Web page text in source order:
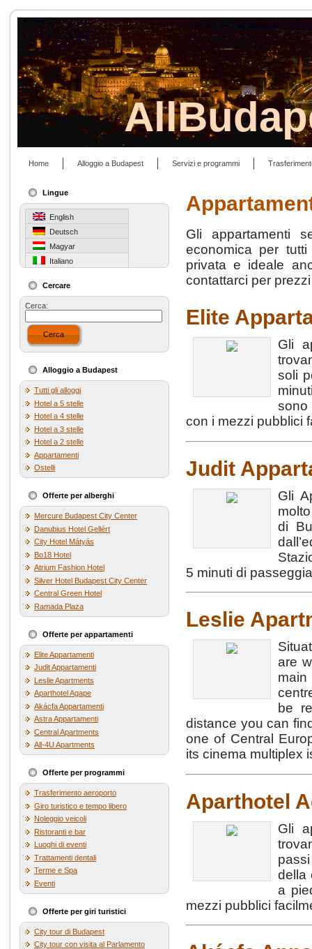
Home Alloggio a Budapest Servizi e programmi
Lingue
English
Deutsch
Magyar
Italiano
Cercare
Cerca:
Cerca
Alloggio a Budapest
Tutti gli alloggi
Hotel a 5 stelle
Hotel a 4 stelle
Hotel a 3 stelle
Hotel a 2 stelle
Appartamenti
Ostelli
Offerte per alberghi
Mercure Budapest City Center
Danubius Hotel Gellért
City Hotel Mátyás
Bo18 Hotel
Atrium Fashion Hotel
Silver Hotel Budapest City Center
Central Green Hotel
Ramada Plaza
Offerte per appartamenti
Elite Appartamenti
Judit Appartamenti
Leslie Apartments
Aparthotel Agape
Akácfa Appartamenti
Astra Appartamenti
Central Apartments
All-4U Apartments
Offerte per programmi
Trasferimento aeroporto
Giro turistico e tempo libero
Noleggio veicoli
Ristoranti e bar
Luoghi di eventi
Trattamenti dentali
Terme e Spa
Eventi
Offerte per giri turistici
City tour di Budapest
City tour con visita al Parlamento
Gli appartamenti
economica per
privata e ideale
contattarci per
Elite
Gli
soli
sono
con i mezzi pubblici
Judit
Gli
di
5 minuti di
Leslie
are
main
be
distance you can
one of Central
its cinema multiplex
Aparthotel
Gli
della
a
mezzi pubblici